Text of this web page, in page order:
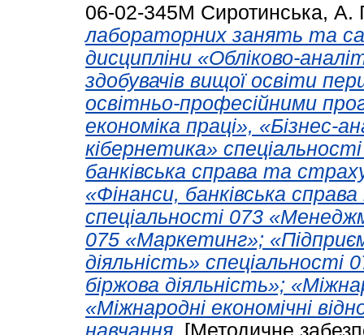
06-02-345М Сиротинська, А.
лабораторних занять та
дисципліни «Обліково-
здобувачів вищої освіти
освітньо-професійними
економіка праці», «Бізнес-
кібернетика»
банківська справа та
«Фінанси, банківська
спеціальності 073
075 «Маркетинг»;
діяльність»
біржова діяльність»;
«Міжнародні економічні
навчання. [Методичне